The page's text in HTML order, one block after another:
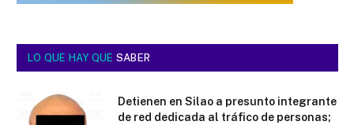
LO QUE HAY QUE SABER
Detienen en Silao a presunto integrante
de red dedicada al tráfico de personas;